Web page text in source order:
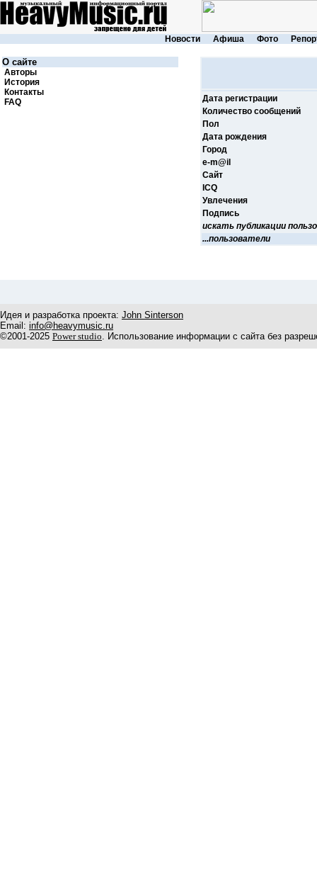
Новости Афиша Фото
О сайте
Авторы
История
Контакты
FAQ
Дата регистрации
Количество сообщений
Пол
Дата рождения
Город
e-m@il
Cайт
ICQ
Увлечения
Подпись
искать публикации
...пользователи
Идея и разработка проекта: John Sinterson
Email: info@heavymusic.ru
©2001-2025 Power studio. Использование информации с сайта без